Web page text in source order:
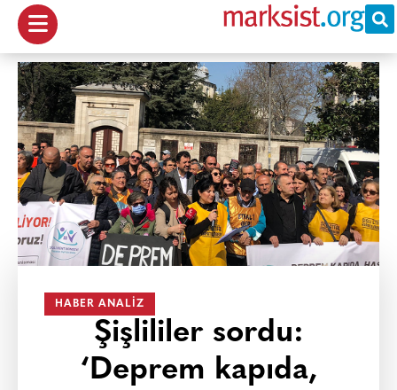
HABER ANALIZ
Şişlililer sordu:
‘Deprem kapıda,